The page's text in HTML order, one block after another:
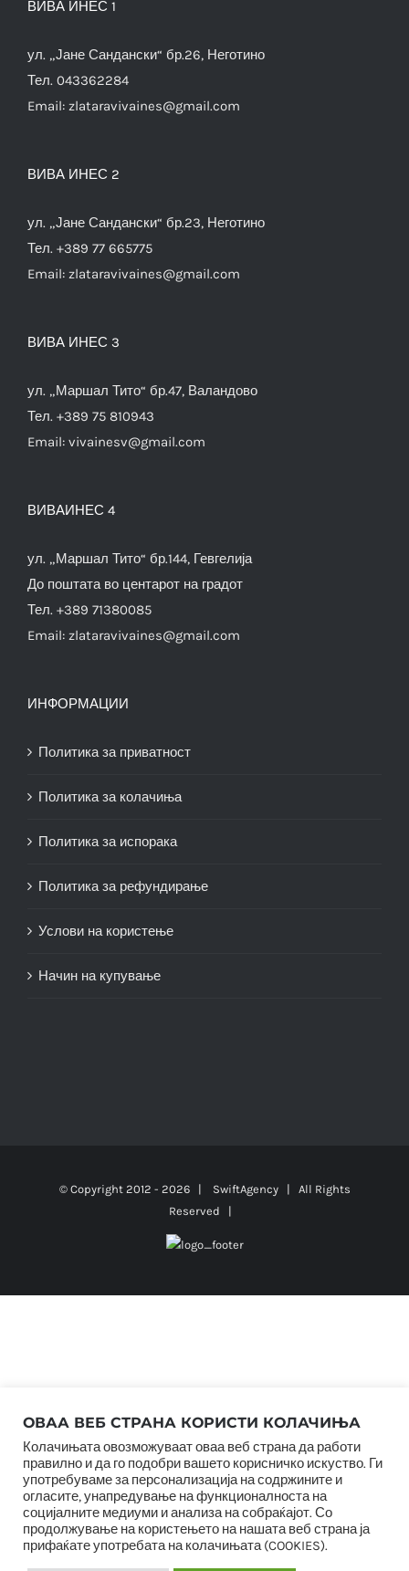
ВИВА ИНЕС 1
ул. „Јане Сандански“ бр.26, Неготино
Тел. 043362284
Email: zlataravivaines@gmail.com
ВИВА ИНЕС 2
ул. „Јане Сандански“ бр.23, Неготино
Тел. +389 77 665775
Email: zlataravivaines@gmail.com
ВИВА ИНЕС 3
ул. „Маршал Тито“ бр.47, Валандово
Тел. +389 75 810943
Email: vivainesv@gmail.com
ВИВАИНЕС 4
ул. „Маршал Тито“ бр.144, Гевгелија
До поштата во центарот на градот
Тел. +389 71380085
Email: zlataravivaines@gmail.com
ИНФОРМАЦИИ
Политика за приватност
Политика за колачиња
Политика за испорака
Политика за рефундирање
Услови на користење
Начин на купување
© Copyright 2012 - 2026 | SwiftAgency| All Rights
Reserved |
ОВАА ВЕБ СТРАНА КОРИСТИ КОЛАЧИЊА
Колачињата овозможуваат оваа веб страна да работи
правилно и да го подобри вашето корисничко искуство. Ги
употребуваме за персонализација на содржините и
огласите, унапредување на функционалноста на
социјалните медиуми и анализа на собраќајот. Со
продолжување на користењето на нашата веб страна ја
прифаќате употребата на колачињата (COOKIES).